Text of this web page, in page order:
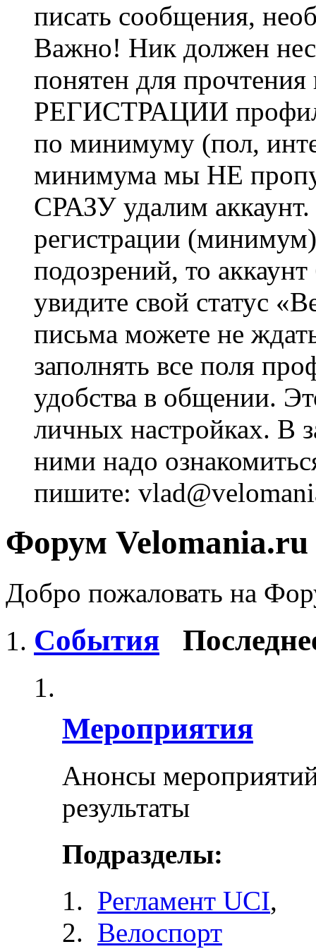
писать сообщения,
Важно! Ник должен
понятен для
РЕГИСТРАЦИИ профиль
по минимуму (пол,
минимума мы НЕ
СРАЗУ удалим
регистрации
подозрений, то
увидите свой статус
письма можете не
заполнять все поля
удобства в общении.
личных настройках. В
ними надо
пишите:
Форум Velomania.ru
Добро пожаловать на
События
Мероприятия
Анонсы
результаты
Подразделы:
Регламент UCI,
Велоспорт